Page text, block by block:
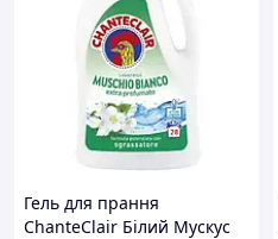
Гель для прання
ChanteClair Білий Мускус